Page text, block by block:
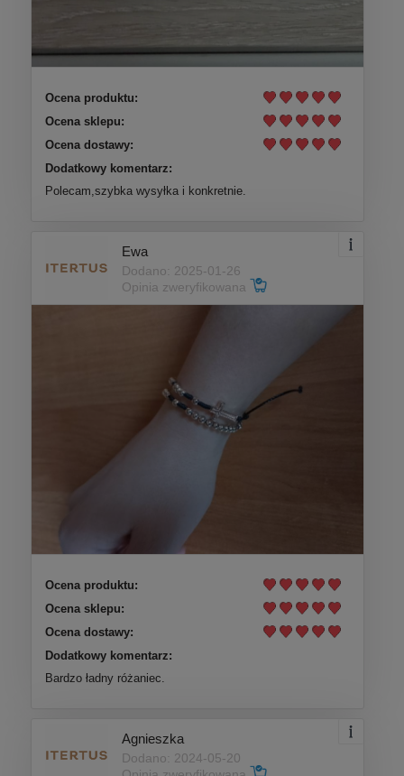
Ocena produktu:
Ocena sklepu:
Ocena dostawy:
Dodatkowy komentarz:
Polecam,szybka wysyłka i konkretnie.
Ewa
Dodano: 2025-01-26
Opinia zweryfikowana
Ocena produktu:
Ocena sklepu:
Ocena dostawy:
Dodatkowy komentarz:
Bardzo ładny różaniec.
Agnieszka
Dodano: 2024-05-20